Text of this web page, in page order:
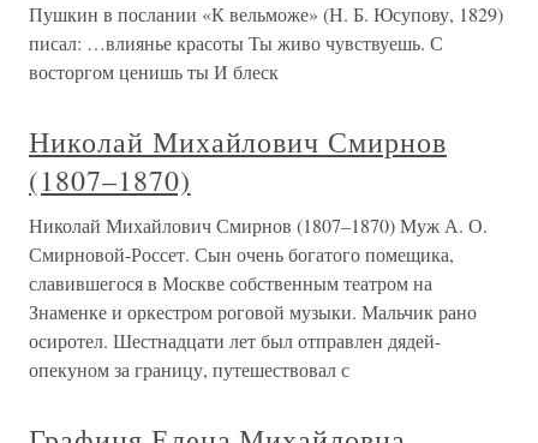
Пушкин в послании «К вельможе» (Н. Б. Юсупову, 1829)
писал: …влиянье красоты Ты живо чувствуешь. С
восторгом ценишь ты И блеск
Николай Михайлович Смирнов
(1807–1870)
Николай Михайлович Смирнов (1807–1870) Муж А. О.
Смирновой-Россет. Сын очень богатого помещика,
славившегося в Москве собственным театром на
Знаменке и оркестром роговой музыки. Мальчик рано
осиротел. Шестнадцати лет был отправлен дядей-
опекуном за границу, путешествовал с